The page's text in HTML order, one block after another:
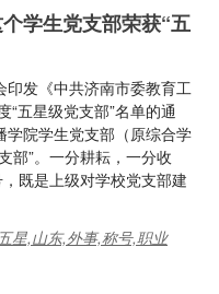
学生党支部荣获“五
发《中共济南市委教育工
五星级党支部”名单的通
院学生党支部（原综合学
部”。一分耕耘，一分收
既是上级对学校党支部建
星,山东,外事,称号,职业